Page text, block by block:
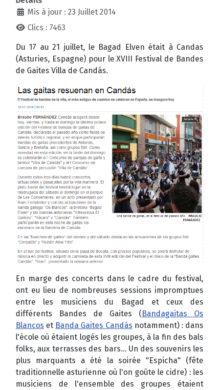
Mis à jour : 23 Juillet 2014
Clics : 7463
Du 17 au 21 juillet, le Bagad Elven était à Candas
(Asturies, Espagne) pour le XVIII Festival de Bandes
de Gaites Villa de Candás.
En marge des concerts dans le cadre du festival,
ont eu lieu de nombreuses sessions impromptues
entre les musiciens du Bagad et ceux des
différents Bandes de Gaites (Bandagaitas Os
Blancos et Banda Gaites Candás notamment) : dans
l'école où étaient logés les groupes, à la fin des bals
folks, aux terrasses des bars... Un des souvenirs les
plus marquants a été la soirée "Espicha" (fête
traditionnelle asturienne où l'on goûte le cidre) : les
musiciens de l'ensemble des groupes étaient